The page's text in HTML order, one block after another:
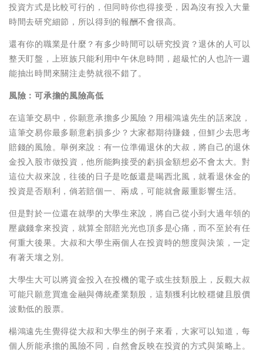
投資方式是比較可行的，但同時你也得接受，因為沒有投入大量
時間去研究細節，所以得到的報酬不會很高。
還有你的職業是什麼？有多少時間可以研究投資？退休的人可以
整天盯盤，上班族只能利用中午休息時間，超級忙的人也許一週
能抽出時間來關注走勢就很不錯了。
風險：可承擔的風險高低
在這筆交易中，你願意承擔多少風險？用楊鴻遠先生的話來說，
這筆交易你最多願意虧損多少？大家都期待賺錢，但鮮少去思考
賠錢的風險。舉例來說：有一位準備退休的大叔，將自己的退休
金投入股市做投資，他所能夠接受的虧損金額想必不會太大。對
這位大叔來說，往後的日子是吃飯還是喝西北風，就看退休金的
投資是否順利，倘若賠個一、兩成，可能就會嚴重影響生活。
但是對於一位還在就學的大學生來說，將自己從小到大過年領的
壓歲錢拿來投資，就算全部賠光光也頂多是心痛，而不至於有任
何重大後果。大叔和大學生兩個人在投資時的態度與決策，一定
有著天壤之別。
大學生大可以將資金投入在投機的電子或生技類股上，反觀大叔
可能只願意買進金融與傳統產業類股，這類獲利比較穩健且股價
波動低的股票。
楊鴻遠先生覺得從大叔和大學生的例子來看，大家可以知道，每
個人所能承擔的風險不同，自然會反映在投資的方式與策略上。